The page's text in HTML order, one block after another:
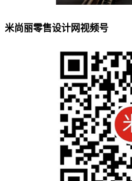
米尚丽零售设计网视频号